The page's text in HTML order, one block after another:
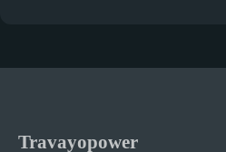
Travayopower